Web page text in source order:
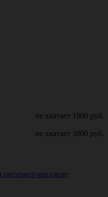
не хватает 1000 руб.
не хватает 3000 руб.
интернет-магазине